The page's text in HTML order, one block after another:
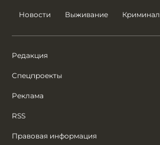
Новости Выживание Криминал
Редакция
Спецпроекты
Реклама
RSS
Правовая информация